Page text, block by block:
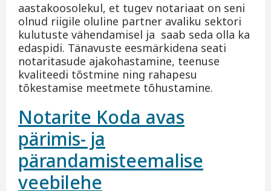
aastakoosolekul, et tugev notariaat on seni
olnud riigile oluline partner avaliku sektori
kulutuste vähendamisel ja saab seda olla ka
edaspidi. Tänavuste eesmärkidena seati
notaritasude ajakohastamine, teenuse
kvaliteedi tõstmine ning rahapesu
tõkestamise meetmete tõhustamine.
Notarite Koda avas
pärimis- ja
pärandamisteemalise
veebilehe